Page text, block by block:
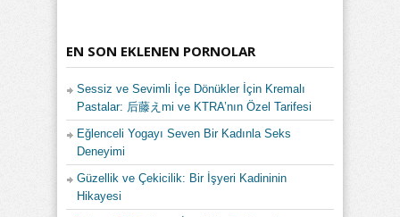
EN SON EKLENEN PORNOLAR
Sessiz ve Sevimli İçe Dönükler İçin Kremalı
Pastalar: 后藤えmi ve KTRA’nın Özel Tarifesi
Eğlenceli Yogayı Seven Bir Kadınla Seks
Deneyimi
Güzellik ve Çekicilik: Bir İşyeri Kadininin
Hikayesi